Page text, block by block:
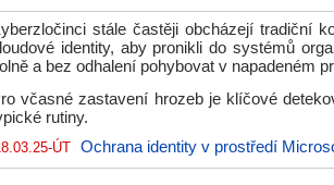
stále častěji obcházejí tradiční
identity, aby pronikli do systémů
a bez odhalení pohybovat v napadeném
včasné zastavení hrozeb je klíčové
rutiny.
ÚT Ochrana identity v prostředí